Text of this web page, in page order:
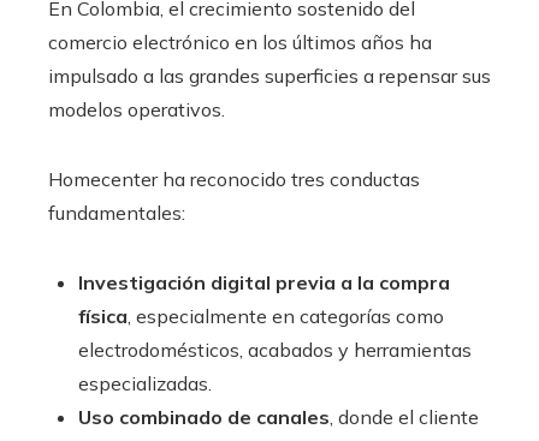
En Colombia, el crecimiento sostenido del
comercio electrónico en los últimos años ha
impulsado a las grandes superficies a repensar sus
modelos operativos.
Homecenter ha reconocido tres conductas
fundamentales:
Investigación digital previa a la compra
física, especialmente en categorías como
electrodomésticos, acabados y herramientas
especializadas.
Uso combinado de canales, donde el cliente